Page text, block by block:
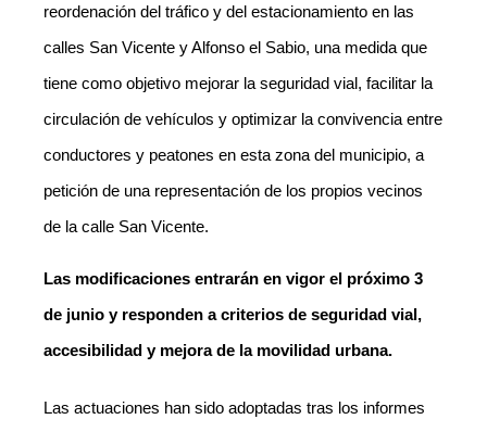
reordenación del tráfico y del estacionamiento en las
calles San Vicente y Alfonso el Sabio, una medida que
tiene como objetivo mejorar la seguridad vial, facilitar la
circulación de vehículos y optimizar la convivencia entre
conductores y peatones en esta zona del municipio, a
petición de una representación de los propios vecinos
de la calle San Vicente.
Las modificaciones entrarán en vigor el próximo 3
de junio y responden a criterios de seguridad vial,
accesibilidad y mejora de la movilidad urbana.
Las actuaciones han sido adoptadas tras los informes